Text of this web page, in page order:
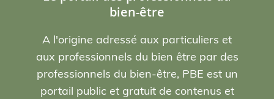
bien-être
A l'origine adressé aux particuliers et
aux professionnels du bien être par des
professionnels du bien-être, PBE est un
portail public et gratuit de contenus et